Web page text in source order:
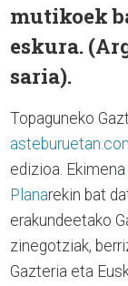
mutikoek
eskura.
saria).
Topaguneko
edizioa. Ekimena
Planarekin bat
erakundeetako
zinegotziak,
Gazteria eta